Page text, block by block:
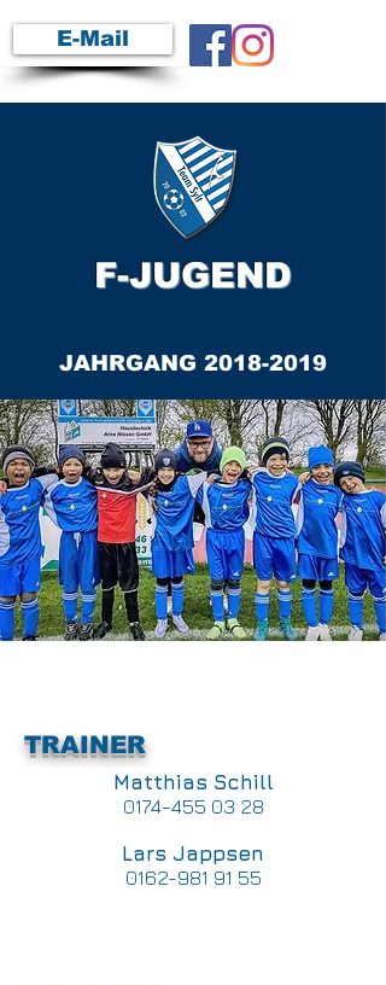
E-Mail
F-JUGEND
JAHRGANG 2018-2019
TRAINER
Matthias Schill
0174-455 03 28
Lars Jappsen
0162-981 91 55